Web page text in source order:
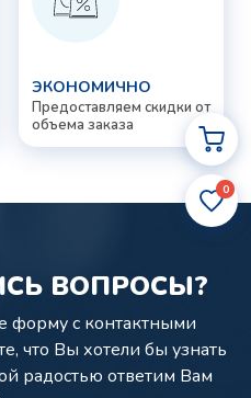
0
ЭКОНОМИЧНО
Предоставляем скидки от
объема заказа
ВОПРОСЫ?
форму с контактными
что Вы хотели бы узнать
радостью ответим Вам